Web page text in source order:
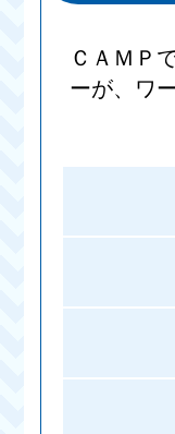
ＣＡＭＰ
ーが、ワ